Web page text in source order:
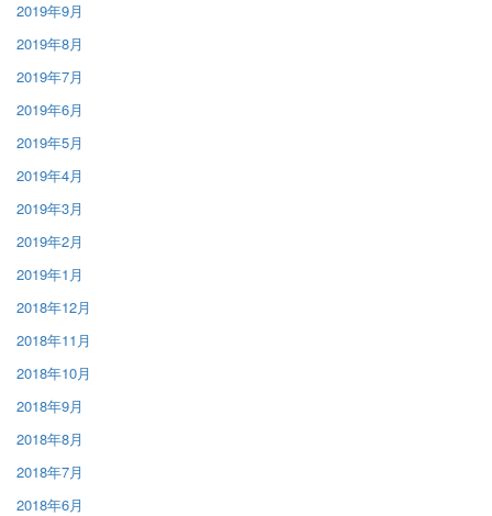
2019年9月
2019年8月
2019年7月
2019年6月
2019年5月
2019年4月
2019年3月
2019年2月
2019年1月
2018年12月
2018年11月
2018年10月
2018年9月
2018年8月
2018年7月
2018年6月